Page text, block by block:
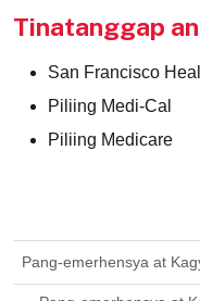
Pang-emerhensya at
Tinatanggap
San Francisco
Piliing Medi-Cal
Piliing Medicare